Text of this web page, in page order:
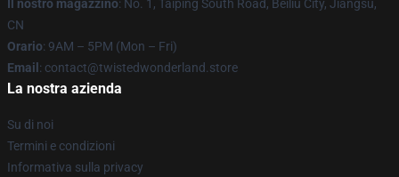
Il nostro magazzino: No. 1, Taiping South Road, Beiliu City, Jiangsu,
CN
Orario: 9AM – 5PM (Mon – Fri)
Email : contact@twistedwonderland.store
La nostra azienda
Su di noi
Termini e condizioni
Informativa sulla privacy